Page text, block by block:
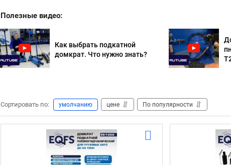
Полезные видео:
Как выбрать подкатной
домкрат. Что нужно знать?
Сортировать по: умолчанию цене По популярности